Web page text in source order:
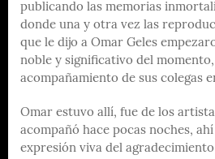
publicando las memorias
donde una y otra vez las
que le dijo a Omar Geles
noble y significativo del
acompañamiento de sus colegas
Omar estuvo allí, fue de los
acompañó hace pocas noches,
expresión viva del